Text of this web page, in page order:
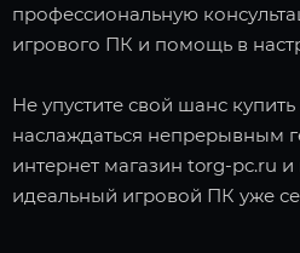
профессиональную
игрового ПК и помощь в
Не упустите свой шанс
наслаждаться непрерывным
интернет магазин torg-pc.ru
идеальный игровой ПК уже